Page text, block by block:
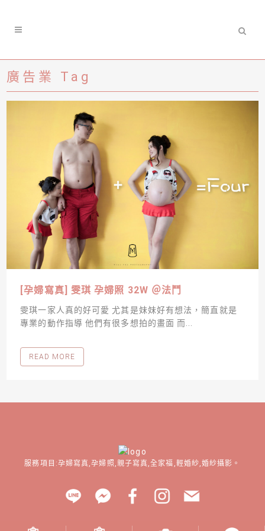
廣告業 Tag
[孕婦寫真] 雯琪 孕婦照 32W ＠法鬥
雯琪一家人真的好可愛 尤其是妹妹好有想法，簡直就是
專業的動作指導 他們有很多想拍的畫面 而...
READ MORE
服務項目:孕婦寫真,孕婦照,親子寫真,全家福,輕婚紗,婚紗攝影。